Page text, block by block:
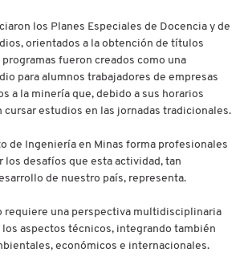
los Planes Especiales de Docencia y de
orientados a la obtención de títulos
fueron creados como una
para alumnos trabajadores de empresas
a la minería que, debido a sus horarios
cursar estudios en las jornadas tradicionales.
de Ingeniería en Minas forma profesionales
los desafíos que esta actividad, tan
de nuestro país, representa.
requiere una perspectiva multidisciplinaria
los aspectos técnicos, integrando también
económicos e internacionales.